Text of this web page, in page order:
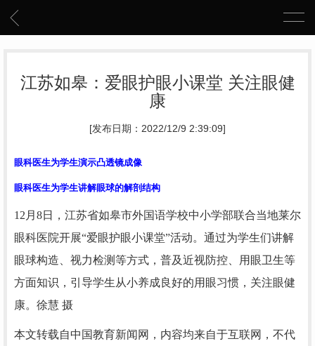
江苏如皋：爱眼护眼小课堂 关注眼健
康
[发布日期：2022/12/9 2:39:09]
眼科医生为学生演示凸透镜成像
眼科医生为学生讲解眼球的解剖结构
12月8日，江苏省如皋市外国语学校中小学部联合当地莱尔
眼科医院开展“爱眼护眼小课堂”活动。通过为学生们讲解
眼球构造、视力检测等方式，普及近视防控、用眼卫生等
方面知识，引导学生从小养成良好的用眼习惯，关注眼健
康。 徐慧 摄
本文转载自中国教育新闻网，内容均来自于互联网，不代